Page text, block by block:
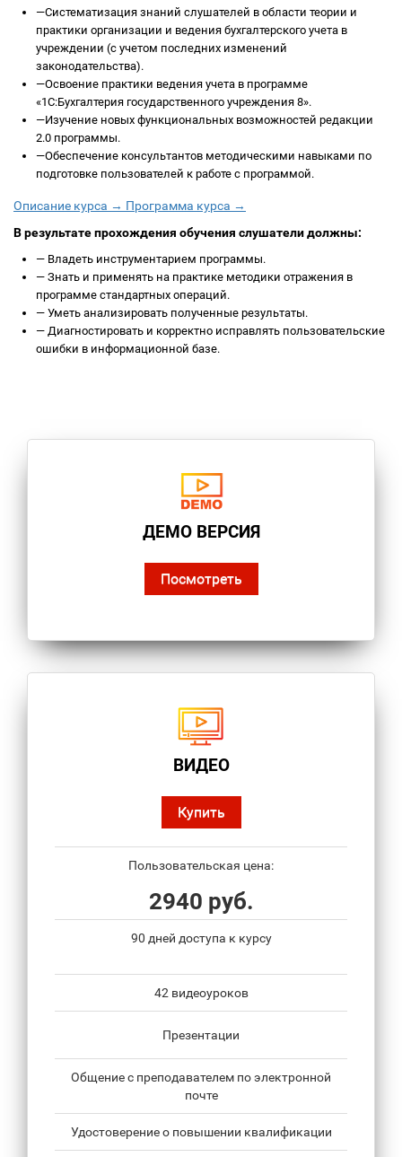
—Систематизация знаний слушателей в области теории и
практики организации и ведения бухгалтерского учета в
учреждении (с учетом последних изменений
законодательства).
—Освоение практики ведения учета в программе
«1С:Бухгалтерия государственного учреждения 8».
—Изучение новых функциональных возможностей редакции
2.0 программы.
—Обеспечение консультантов методическими навыками по
подготовке пользователей к работе с программой.
Описание курса → Программа курса →
В результате прохождения обучения слушатели должны:
— Владеть инструментарием программы.
— Знать и применять на практике методики отражения в
программе стандартных операций.
— Уметь анализировать полученные результаты.
— Диагностировать и корректно исправлять пользовательские
ошибки в информационной базе.
ДЕМО ВЕРСИЯ
Посмотреть
ВИДЕО
Купить
Пользовательская цена:
2940 руб.
90 дней доступа к курсу
42 видеоуроков
Презентации
Общение с преподавателем по электронной
почте
Удостоверение о повышении квалификации